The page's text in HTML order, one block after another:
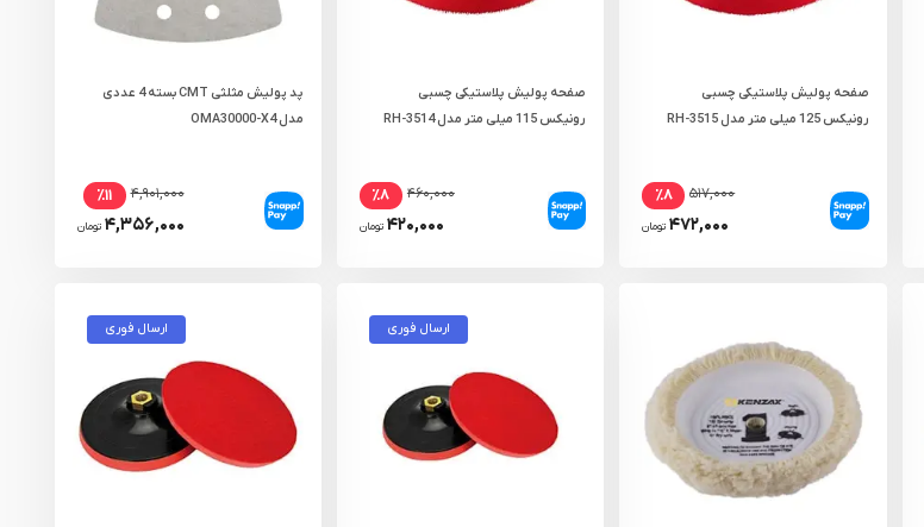
صفحه پولیش پلاستیکی چسبی
رونیکس 125 میلی‌ متر مدل RH-3515
۵۱۷,۰۰۰ ٪۸
۴۷۲,۰۰۰ تومان
صفحه پولیش پلاستیکی چسبی
رونیکس 115 میلی‌ متر مدل RH-3514
۴۶۰,۰۰۰ ٪۸
۴۲۰,۰۰۰ تومان
پد پولیش مثلثی CMT بسته 4 عددی
مدل OMA30000-X4
۴,۹۰۱,۰۰۰ ٪۱۱
۴,۳۵۶,۰۰۰ تومان
ارسال فوری ارسال فوری